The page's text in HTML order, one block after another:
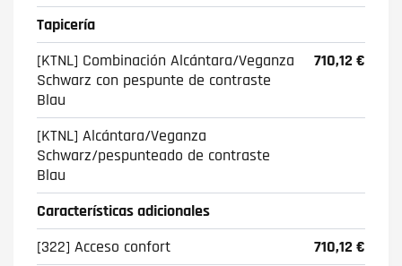
Tapicería
[KTNL] Combinación Alcántara/Veganza
Schwarz con pespunte de contraste
Blau
710,12 €
[KTNL] Alcántara/Veganza
Schwarz/pespunteado de contraste
Blau
Características adicionales
[322] Acceso confort
710,12 €